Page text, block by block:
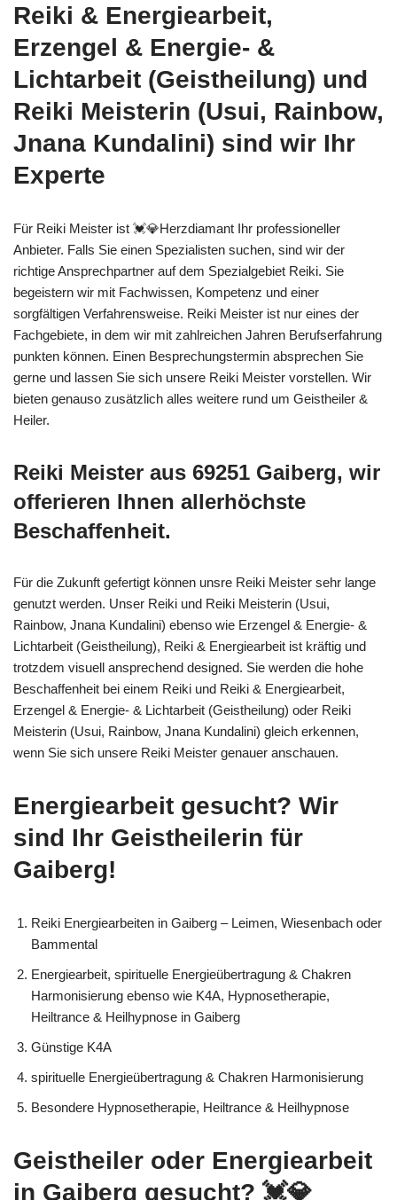
Reiki & Energiearbeit,
Erzengel & Energie- &
Lichtarbeit (Geistheilung) und
Reiki Meisterin (Usui, Rainbow,
Jnana Kundalini) sind wir Ihr
Experte
Für Reiki Meister ist 💓️💎Herzdiamant Ihr professioneller
Anbieter. Falls Sie einen Spezialisten suchen, sind wir der
richtige Ansprechpartner auf dem Spezialgebiet Reiki. Sie
begeistern wir mit Fachwissen, Kompetenz und einer
sorgfältigen Verfahrensweise. Reiki Meister ist nur eines der
Fachgebiete, in dem wir mit zahlreichen Jahren Berufserfahrung
punkten können. Einen Besprechungstermin absprechen Sie
gerne und lassen Sie sich unsere Reiki Meister vorstellen. Wir
bieten genauso zusätzlich alles weitere rund um Geistheiler &
Heiler.
Reiki Meister aus 69251 Gaiberg, wir
offerieren Ihnen allerhöchste
Beschaffenheit.
Für die Zukunft gefertigt können unsre Reiki Meister sehr lange
genutzt werden. Unser Reiki und Reiki Meisterin (Usui,
Rainbow, Jnana Kundalini) ebenso wie Erzengel & Energie- &
Lichtarbeit (Geistheilung), Reiki & Energiearbeit ist kräftig und
trotzdem visuell ansprechend designed. Sie werden die hohe
Beschaffenheit bei einem Reiki und Reiki & Energiearbeit,
Erzengel & Energie- & Lichtarbeit (Geistheilung) oder Reiki
Meisterin (Usui, Rainbow, Jnana Kundalini) gleich erkennen,
wenn Sie sich unsere Reiki Meister genauer anschauen.
Energiearbeit gesucht? Wir
sind Ihr Geistheilerin für
Gaiberg!
Reiki Energiearbeiten in Gaiberg – Leimen, Wiesenbach oder
Bammental
Energiearbeit, spirituelle Energieübertragung & Chakren
Harmonisierung ebenso wie K4A, Hypnosetherapie,
Heiltrance & Heilhypnose in Gaiberg
Günstige K4A
spirituelle Energieübertragung & Chakren Harmonisierung
Besondere Hypnosetherapie, Heiltrance & Heilhypnose
Geistheiler oder Energiearbeit
in Gaiberg gesucht? 💓️💎